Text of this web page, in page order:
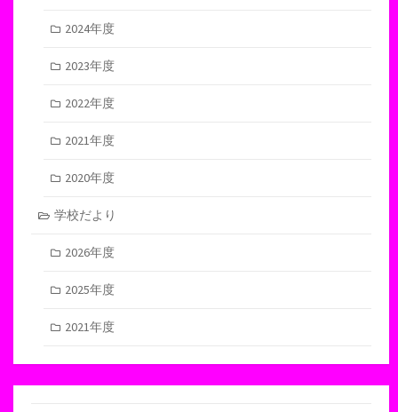
2024年度
2023年度
2022年度
2021年度
2020年度
学校だより
2026年度
2025年度
2021年度